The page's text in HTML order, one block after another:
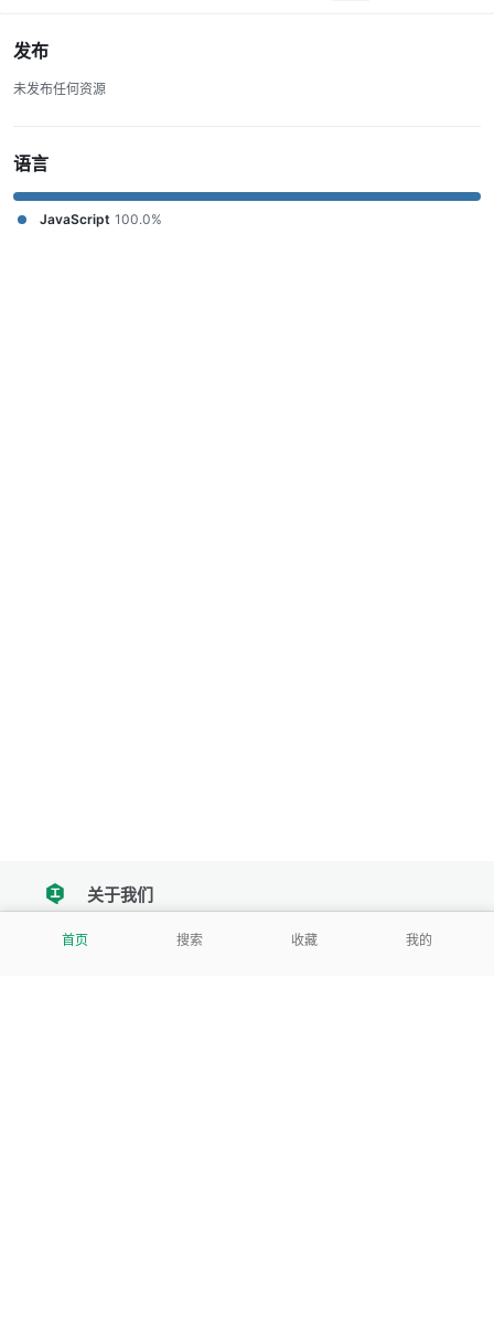
发布
未发布任何资源
语言
JavaScript 100.0%
首页 搜索 收藏 我的
tencent关于我们
我们努力把每一个工具做成批量处理的产品